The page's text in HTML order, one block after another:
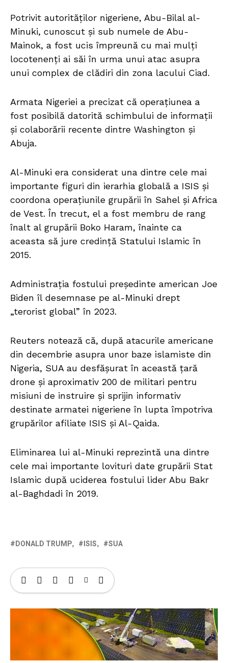
Potrivit autorităților nigeriene, Abu-Bilal al-
Minuki, cunoscut și sub numele de Abu-
Mainok, a fost ucis împreună cu mai mulți
locotenenți ai săi în urma unui atac asupra
unui complex de clădiri din zona lacului Ciad.
Armata Nigeriei a precizat că operațiunea a
fost posibilă datorită schimbului de informații
și colaborării recente dintre Washington și
Abuja.
Al-Minuki era considerat una dintre cele mai
importante figuri din ierarhia globală a ISIS și
coordona operațiunile grupării în Sahel și Africa
de Vest. În trecut, el a fost membru de rang
înalt al grupării Boko Haram, înainte ca
aceasta să jure credință Statului Islamic în
2015.
Administrația fostului președinte american Joe
Biden îl desemnase pe al-Minuki drept
„terorist global” în 2023.
Reuters notează că, după atacurile americane
din decembrie asupra unor baze islamiste din
Nigeria, SUA au desfășurat în această țară
drone și aproximativ 200 de militari pentru
misiuni de instruire și sprijin informativ
destinate armatei nigeriene în lupta împotriva
grupărilor afiliate ISIS și Al-Qaida.
Eliminarea lui al-Minuki reprezintă una dintre
cele mai importante lovituri date grupării Stat
Islamic după uciderea fostului lider Abu Bakr
al-Baghdadi în 2019.
DONALD TRUMP ISIS SUA